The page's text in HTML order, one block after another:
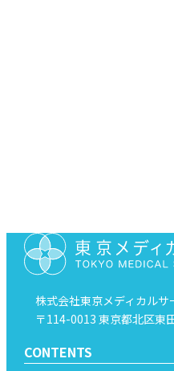
株式会社東京メディカルサ
〒114-0013 東京都北区東
CONTENTS